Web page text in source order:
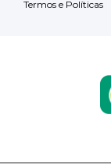
Termos e Políticas